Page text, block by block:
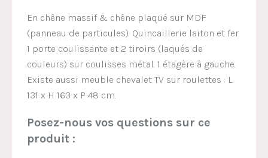
En chêne massif & chêne plaqué sur MDF
(panneau de particules). Quincaillerie laiton et fer.
1 porte coulissante et 2 tiroirs (laqués de
couleurs) sur coulisses métal. 1 étagère à gauche.
Existe aussi meuble chevalet TV sur roulettes : L
131 x H 163 x P 48 cm.
Posez-nous vos questions sur ce
produit :